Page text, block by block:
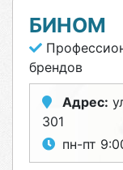
БИНОМ
брендов
Адрес:
301
пн-пт